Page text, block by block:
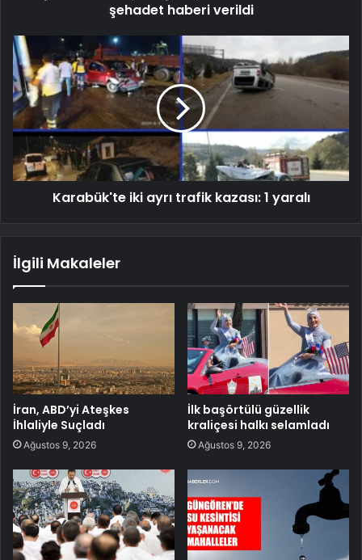
şehadet haberi verildi
Karabük'te iki ayrı trafik kazası: 1 yaralı
İlgili Makaleler
İran, ABD’yi Ateşkes
İhlaliyle Suçladı
Ağustos 9, 2026
İlk başörtülü güzellik
kraliçesi halkı selamladı
Ağustos 9, 2026